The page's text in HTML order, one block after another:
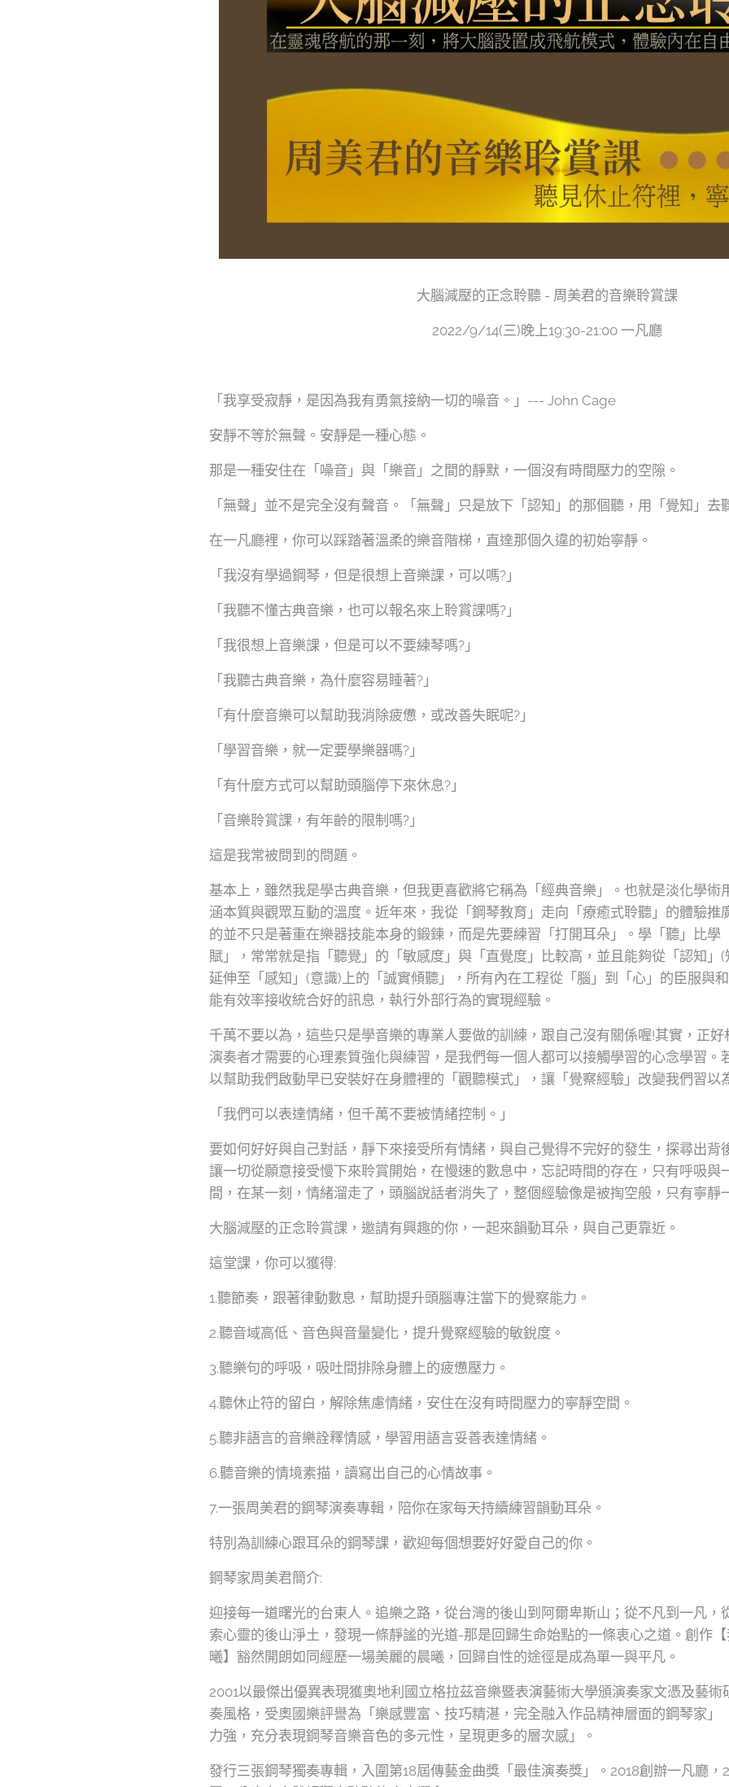
大腦減壓的正念聆聽 - 周美君的音樂聆賞課
2022/9/14(三)晚上19:30-21:00 一凡廳
「我享受寂靜，是因為我有勇氣接納一切的噪音。」--- John Cage
安靜不等於無聲。安靜是一種心態。
那是一種安住在「噪音」與「樂音」之間的靜默，一個沒有時間壓力的空隙。
「無聲」並不是完全沒有聲音。「無聲」只是放下「認知」的那個聽，用「覺知」去
在一凡廳裡，你可以踩踏著溫柔的樂音階梯，直達那個久違的初始寧靜。
「我沒有學過鋼琴，但是很想上音樂課，可以嗎?」
「我聽不懂古典音樂，也可以報名來上聆賞課嗎?」
「我很想上音樂課，但是可以不要練琴嗎?」
「我聽古典音樂，為什麼容易睡著?」
「有什麼音樂可以幫助我消除疲憊，或改善失眠呢?」
「學習音樂，就一定要學樂器嗎?」
「有什麼方式可以幫助頭腦停下來休息?」
「音樂聆賞課，有年齡的限制嗎?」
這是我常被問到的問題。
基本上，雖然我是學古典音樂，但我更喜歡將它稱為「經典音樂」。也就是淡化學術
涵本質與觀眾互動的溫度。近年來，我從「鋼琴教育」走向「療癒式聆聽」的體驗推
的並不只是著重在樂器技能本身的鍛鍊，而是先要練習「打開耳朵」。學「聽」比學
賦」，常常就是指「聽覺」的「敏感度」與「直覺度」比較高，並且能夠從「認知」(
延伸至「感知」(意識)上的「誠實傾聽」，所有內在工程從「腦」到「心」的臣服與
能有效率接收統合好的訊息，執行外部行為的實現經驗。
千萬不要以為，這些只是學音樂的專業人要做的訓練，跟自己沒有關係喔!其實，正
演奏者才需要的心理素質強化與練習，是我們每一個人都可以接觸學習的心念學習。
以幫助我們啟動早已安裝好在身體裡的「觀聽模式」，讓「覺察經驗」改變我們習以
「我們可以表達情緒，但千萬不要被情緒控制。」
要如何好好與自己對話，靜下來接受所有情緒，與自己覺得不完好的發生，探尋出背
讓一切從願意接受慢下來聆賞開始，在慢速的數息中，忘記時間的存在，只有呼吸與
間，在某一刻，情緒溜走了，頭腦說話者消失了，整個經驗像是被掏空般，只有寧靜
大腦減壓的正念聆賞課，邀請有興趣的你，一起來韻動耳朵，與自己更靠近。
這堂課，你可以獲得:
1.聽節奏，跟著律動數息，幫助提升頭腦專注當下的覺察能力。
2.聽音域高低、音色與音量變化，提升覺察經驗的敏銳度。
3.聽樂句的呼吸，吸吐間排除身體上的疲憊壓力。
4.聽休止符的留白，解除焦慮情緒，安住在沒有時間壓力的寧靜空間。
5.聽非語言的音樂詮釋情感，學習用語言妥善表達情緒。
6.聽音樂的情境素描，讀寫出自己的心情故事。
7.一張周美君的鋼琴演奏專輯，陪你在家每天持續練習韻動耳朵。
特別為訓練心跟耳朵的鋼琴課，歡迎每個想要好好愛自己的你。
鋼琴家周美君簡介:
迎接每一道曙光的台東人。追樂之路，從台灣的後山到阿爾卑斯山；從不凡到一凡，
索心靈的後山淨土，發現一條靜謐的光道-那是回歸生命始點的一條衷心之道。創作
曦】豁然開朗如同經歷一場美麗的晨曦，回歸自性的途徑是成為單一與平凡。
2001以最傑出優異表現獲奧地利國立格拉茲音樂暨表演藝術大學頒演奏家文憑及藝術
奏風格，受奧國樂評譽為「樂感豐富、技巧精湛，完全融入作品精神層面的鋼琴家」
力強，充分表現鋼琴音樂音色的多元性，呈現更多的層次感」。
發行三張鋼琴獨奏專輯，入圍第18屆傳藝金曲獎「最佳演奏獎」。2018創辦一凡廳，